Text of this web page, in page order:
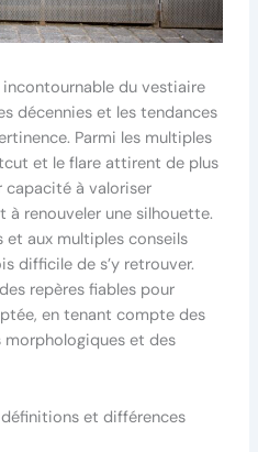
du vestiaire
décennies et les tendances
Parmi les multiples
et le flare attirent de plus
capacité à valoriser
renouveler une silhouette.
et aux multiples conseils
difficile de s’y retrouver.
repères fiables pour
en tenant compte des
et des
et différences